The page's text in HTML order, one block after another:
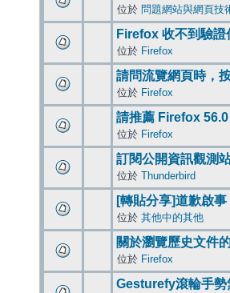
位於 問題網站與網頁技
Firefox 收不到驗證
位於 Firefox
請問流覽網頁時，
位於 Firefox
請推薦 Firefox
位於 Firefox
訂閱公開資訊觀測
位於 Thunderbird
[轉貼分享]道歉啟事
位於 其他中的其他
關於瀏覽歷史文件
位於 Firefox
Gesturefy滾輪手勢